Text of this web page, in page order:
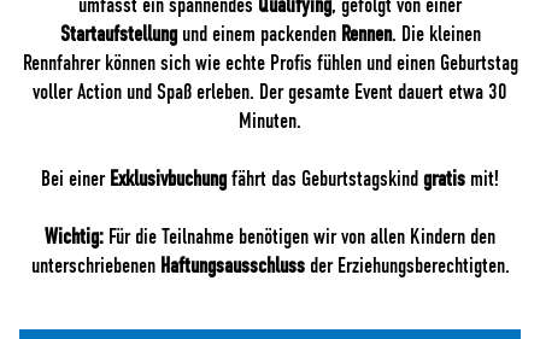
umfasst ein spannendes Qualifying, gefolgt von einer
Startaufstellungund einem packenden Rennen. Die kleinen
Rennfahrer können sich wie echte Profis fühlen und einen Geburtstag
voller Action und Spaß erleben. Der gesamte Event dauert etwa 30
Minuten.
Bei einer Exklusivbuchungfährt das Geburtstagskind gratis mit!
Wichtig: Für die Teilnahme benötigen wir von allen Kindern den
unterschriebenen Haftungsausschlussder Erziehungsberechtigten.